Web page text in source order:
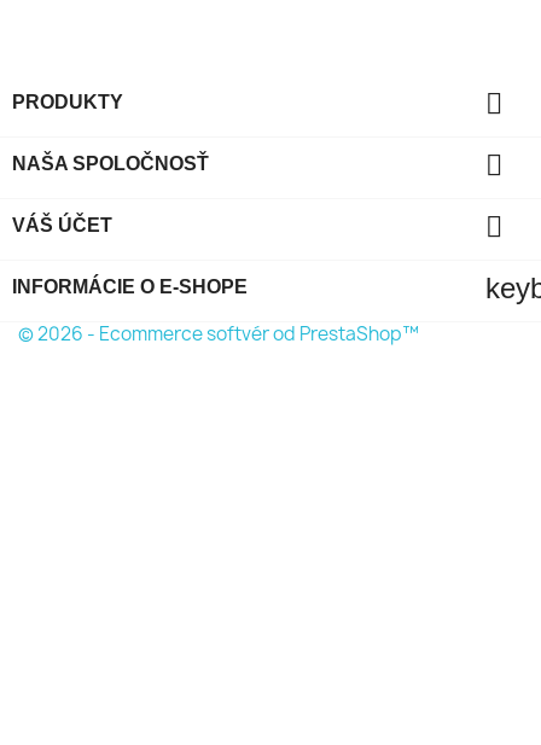
PRODUKTY 
NAŠA SPOLOČNOSŤ 
VÁŠ ÚČET 
INFORMÁCIE O E-SHOPE
© 2026 - Ecommerce softvér od PrestaShop™